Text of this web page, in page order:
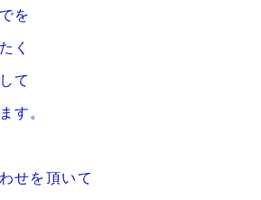
を
く
て
す。
せを頂いて